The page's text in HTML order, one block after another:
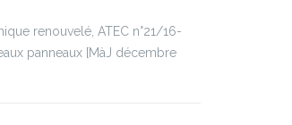
renouvelé, ATEC n°21/16-
panneaux [MàJ décembre